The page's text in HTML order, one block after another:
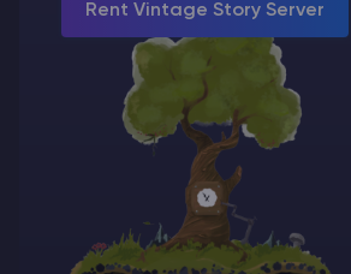
Rent Vintage Story Server